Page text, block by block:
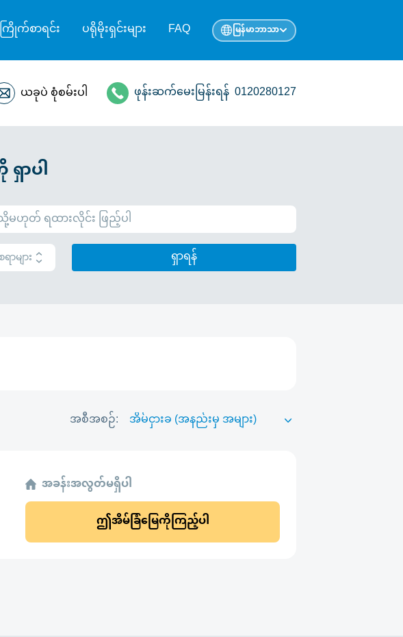
က်စာရင်း ပရိုမိုးရှင်းများ FAQ မြန်မာဘာသာ
ယခုပဲ စုံစမ်းပါ ဖုန်းဆက်မေးမြန်းရန် 0120280127
ရှာပါ
ာများ ရှာရန်
အစီအစဉ်:
အခန်းအလွတ်မရှိပါ
ဤအိမ်ခြံမြေကိုကြည့်ပါ